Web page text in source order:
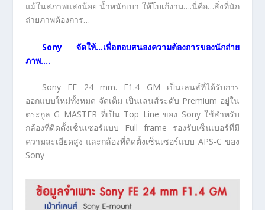
แม้ในสภาพแสงน้อย น้ำหนักเบา ให้โบเก้งาม….นี่คือ…สิ่งที่นัก
ถ่ายภาพต้องการ…
Sony จัดให้…เพื่อตอบสนองความต้องการของนักถ่าย
ภาพ….
Sony FE 24 mm. F1.4 GM เป็นเลนส์ที่ได้รับการ
ออกแบบใหม่ทั้งหมด จัดเต็ม เป็นเลนส์ระดับ Premium อยู่ใน
ตระกูล G MASTER ที่เป็น Top Line ของ Sony ใช้สำหรับ
กล้องที่ติดตั้งเซ็นเซอร์แบบ Full frame รองรับเซ็นเบอร์ที่มี
ความละเอียดสูง และกล้องที่ติดตั้งเซ็นเซอร์แบบ APS-C ของ
Sony